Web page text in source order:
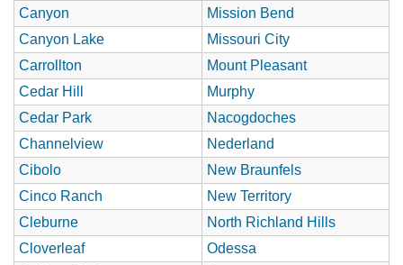
Canyon
Mission Bend
Canyon Lake
Missouri City
Carrollton
Mount Pleasant
Cedar Hill
Murphy
Cedar Park
Nacogdoches
Channelview
Nederland
Cibolo
New Braunfels
Cinco Ranch
New Territory
Cleburne
North Richland Hills
Cloverleaf
Odessa